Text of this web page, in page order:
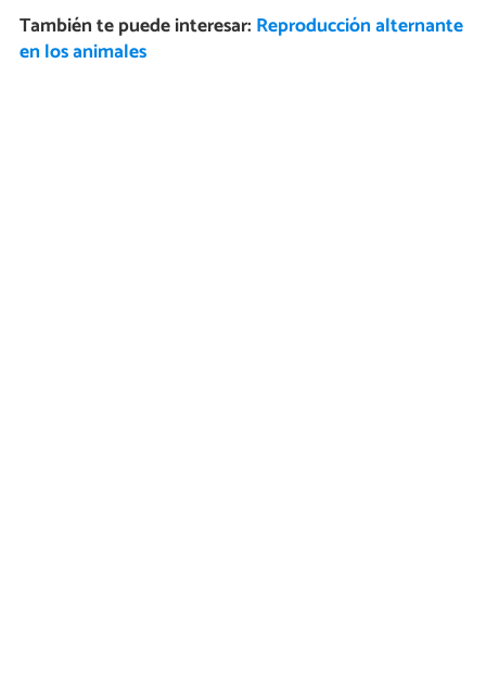
También te puede interesar: Reproducción alternante
en los animales